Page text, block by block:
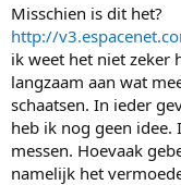
Misschien is dit het?
http://
ik weet het niet zeker
langzaam aan wat
schaatsen. In ieder
heb ik nog geen idee.
messen. Hoevaak
namelijk het